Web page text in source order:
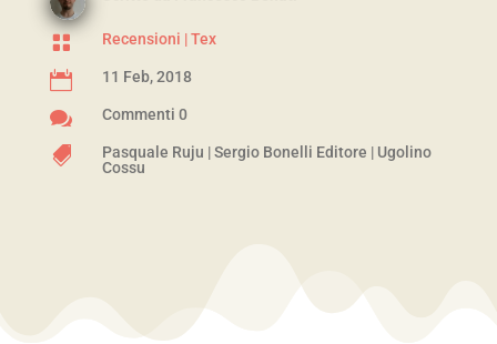
 Recensioni |Tex
 11 Feb, 2018
 Commenti 0
 Pasquale Ruju |Sergio Bonelli Editore | Ugolino
Cossu